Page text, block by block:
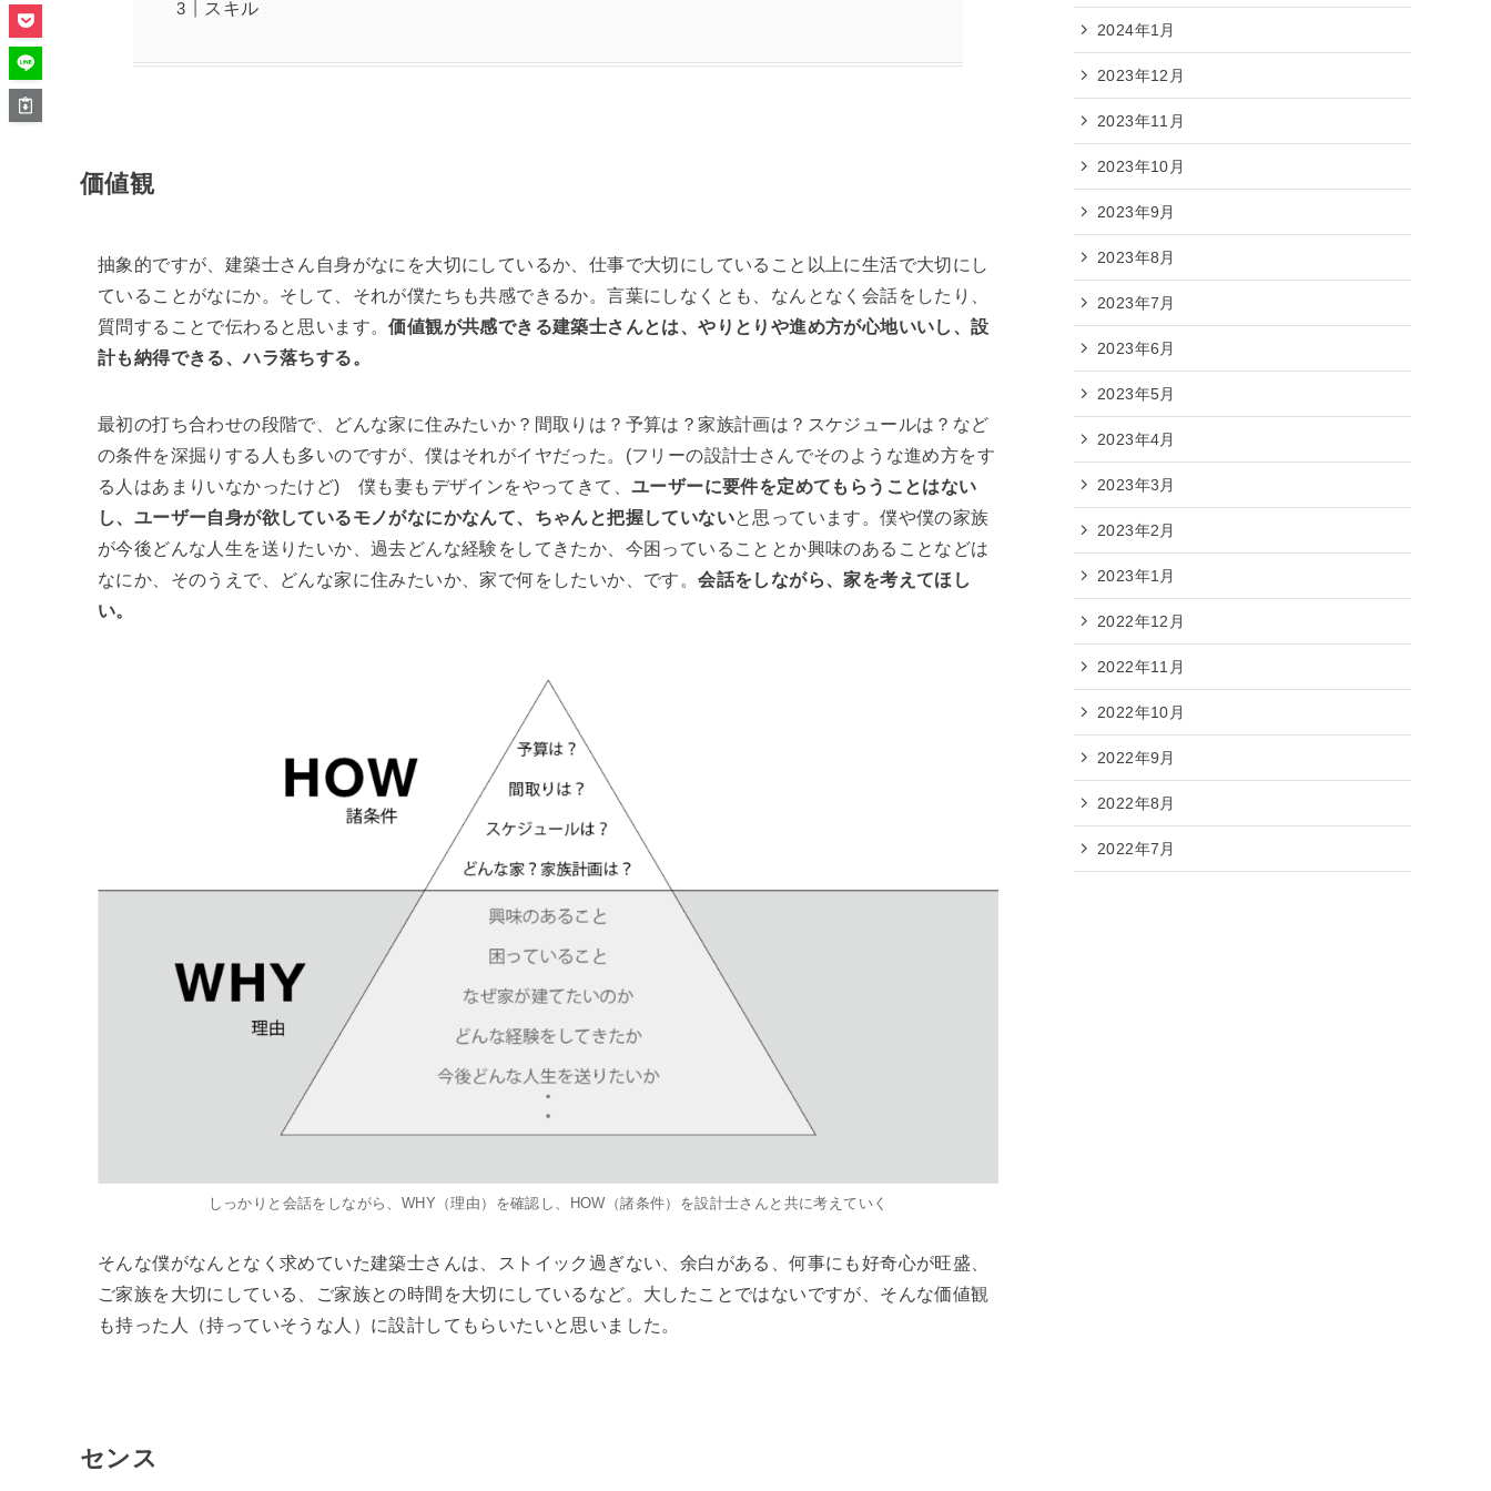
スキル
価値観
抽象的ですが、建築士さん自身がなにを大切にしているか、仕事で大切にしていること以上に生活で大切にし
ていることがなにか。そして、それが僕たちも共感できるか。言葉にしなくとも、なんとなく会話をしたり、
質問することで伝わると思います。価値観が共感できる建築士さんとは、やりとりや進め方が心地いいし、設
計も納得できる、ハラ落ちする。
最初の打ち合わせの段階で、どんな家に住みたいか？間取りは？予算は？家族計画は？スケジュールは？など
の条件を深掘りする人も多いのですが、僕はそれがイヤだった。(フリーの設計士さんでそのような進め方をす
る人はあまりいなかったけど) 僕も妻もデザインをやってきて、 ユーザーに要件を定めてもらうことはない
し、ユーザー自身が欲しているモノがなにかなんて、ちゃんと把握していないと思っています。僕や僕の家族
が今後どんな人生を送りたいか、過去どんな経験をしてきたか、今困っていることとか興味のあることなどは
なにか、そのうえで、どんな家に住みたいか、家で何をしたいか、です。会話をしながら、家を考えてほし
い。
しっかりと会話をしながら、WHY（理由）を確認し、HOW（諸条件）を設計士さんと共に考えていく
そんな僕がなんとなく求めていた建築士さんは、ストイック過ぎない、余白がある、何事にも好奇心が旺盛、
ご家族を大切にしている、ご家族との時間を大切にしているなど。大したことではないですが、そんな価値観
も持った人（持っていそうな人）に設計してもらいたいと思いました。
センス
2024年1月
2023年12月
2023年11月
2023年10月
2023年9月
2023年8月
2023年7月
2023年6月
2023年5月
2023年4月
2023年3月
2023年2月
2023年1月
2022年12月
2022年11月
2022年10月
2022年9月
2022年8月
2022年7月